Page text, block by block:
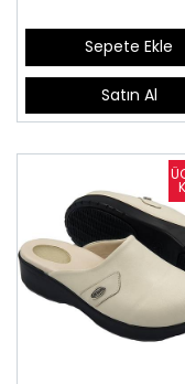
Sepete Ekle
Satın Al